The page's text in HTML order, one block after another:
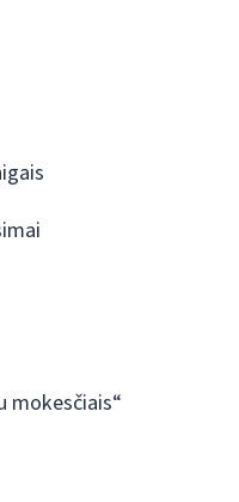
mokesčiais“